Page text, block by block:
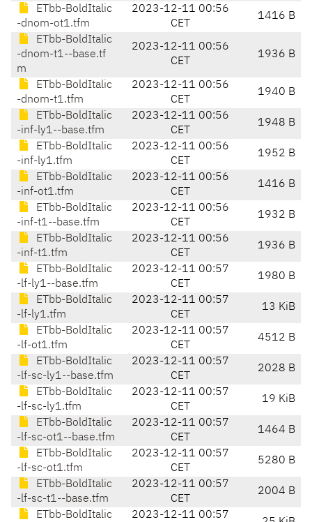
ETbb-BoldItalic
-dnom-ot1.tfm
2023-12-11 00:56
CET
1416 B
ETbb-BoldItalic
-dnom-t1--base.tf
m
2023-12-11 00:56
CET
1936 B
ETbb-BoldItalic
-dnom-t1.tfm
2023-12-11 00:56
CET
1940 B
ETbb-BoldItalic
-inf-ly1--base.tfm
2023-12-11 00:56
CET
1948 B
ETbb-BoldItalic
-inf-ly1.tfm
2023-12-11 00:56
CET
1952 B
ETbb-BoldItalic
-inf-ot1.tfm
2023-12-11 00:56
CET
1416 B
ETbb-BoldItalic
-inf-t1--base.tfm
2023-12-11 00:56
CET
1932 B
ETbb-BoldItalic
-inf-t1.tfm
2023-12-11 00:56
CET
1936 B
ETbb-BoldItalic
-lf-ly1--base.tfm
2023-12-11 00:57
CET
1980 B
ETbb-BoldItalic
-lf-ly1.tfm
2023-12-11 00:57
CET
13 KiB
ETbb-BoldItalic
-lf-ot1.tfm
2023-12-11 00:57
CET
4512 B
ETbb-BoldItalic
-lf-sc-ly1--base.tfm
2023-12-11 00:57
CET
2028 B
ETbb-BoldItalic
-lf-sc-ly1.tfm
2023-12-11 00:57
CET
19 KiB
ETbb-BoldItalic
-lf-sc-ot1--base.tfm
2023-12-11 00:57
CET
1464 B
ETbb-BoldItalic
-lf-sc-ot1.tfm
2023-12-11 00:57
CET
5280 B
ETbb-BoldItalic
-lf-sc-t1--base.tfm
2023-12-11 00:57
CET
2004 B
ETbb-BoldItalic
2023-12-11 00:57